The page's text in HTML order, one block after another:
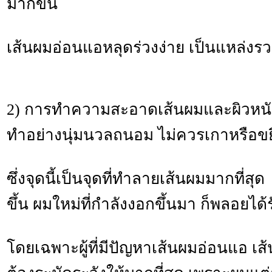
มากขึ้น
เส้นผมอ่อนแอหลุดร่วงง่าย เป็นแหล่งร
2) การทำความสะอาดเส้นผมและผิวห
ทำอย่างนุ่มนวลถนอม ไม่ควรเกาหรือข
ซึ่งจุดนี้เป็นจุดที่ทำลายเส้นผมมากที่สุด
ขึ้น ผมใหม่ที่กำลังงอกขึ้นมา ก็พลอยได้
โดยเฉพาะผู้ที่มีปัญหาเส้นผมอ่อนแอ เส้